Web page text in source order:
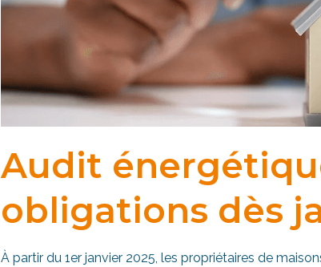
Audit
obligations dès
À partir du 1er janvier 2025, les propriétaires de